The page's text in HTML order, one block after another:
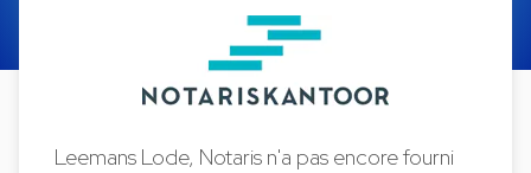
Leemans Lode, Notaris n'a pas encore fourni